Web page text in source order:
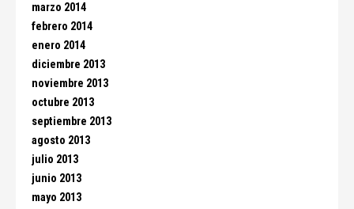
marzo 2014
febrero 2014
enero 2014
diciembre 2013
noviembre 2013
octubre 2013
septiembre 2013
agosto 2013
julio 2013
junio 2013
mayo 2013